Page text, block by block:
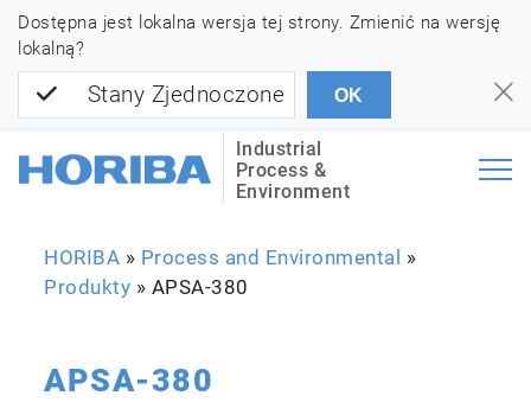
Dostępna jest lokalna wersja tej strony. Zmienić na wersję
lokalną?
Stany Zjednoczone OK
Industrial
Process &
Environment
HORIBA » Process and Environmental »
Produkty » APSA-380
APSA-380